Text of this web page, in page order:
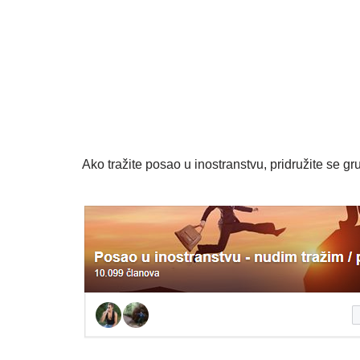
Ako tražite posao u inostranstvu, pridružite se